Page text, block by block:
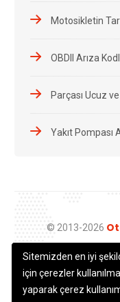
Sitemizden en iyi
için çerezler
yaparak çerez
Motosikletin
OBDII Arıza
Parçası Ucuz
Yakıt Pompası
© 2013-2026